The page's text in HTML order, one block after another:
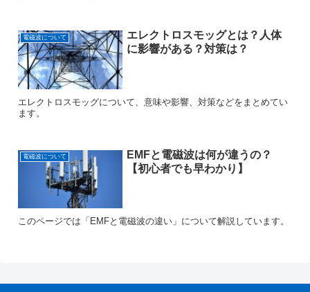
電磁波について
エレクトロスモッグとは？人体
に影響がある？対策は？
エレクトロスモッグについて、意味や影響、対策などをまとめてい
ます。
電磁波について
EMFと電磁波は何が違うの？
【初心者でも早わかり】
このページでは「EMFと電磁波の違い」について解説しています。